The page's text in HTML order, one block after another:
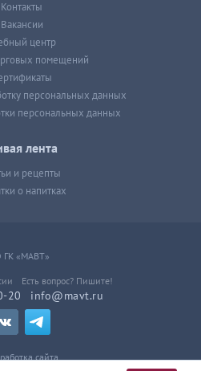
Контакты
Вакансии
центр
помещений
персональных данных
персональных данных
лента
и рецепты
о напитках
ГК «МАВТ»
20
Есть вопрос? Пишите!
info@mavt.ru
сайта